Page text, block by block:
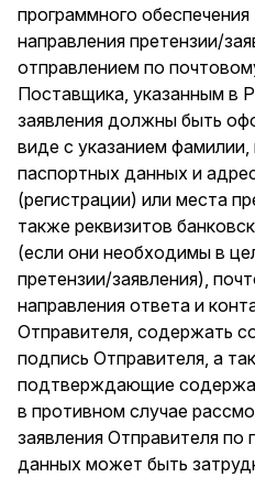
программного
направления претензии/
отправлением по
Поставщика, указанным в
заявления должны быть
виде с указанием фамилии,
паспортных данных и
(регистрации) или места
также реквизитов
(если они необходимы в
претензии/заявления),
направления ответа и
Отправителя, содержать
подпись Отправителя, а
подтверждающие
в противном случае
заявления Отправителя по
данных может быть